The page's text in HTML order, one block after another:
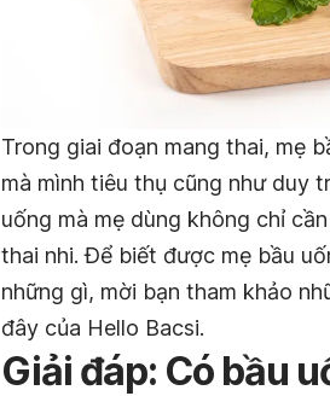
Trong giai đoạn mang thai, mẹ
mà mình tiêu thụ cũng như duy
uống mà mẹ dùng không chỉ
thai nhi. Để biết được mẹ bầu
những gì, mời bạn tham khảo
đây của Hello Bacsi.
Giải đáp: Có bầu